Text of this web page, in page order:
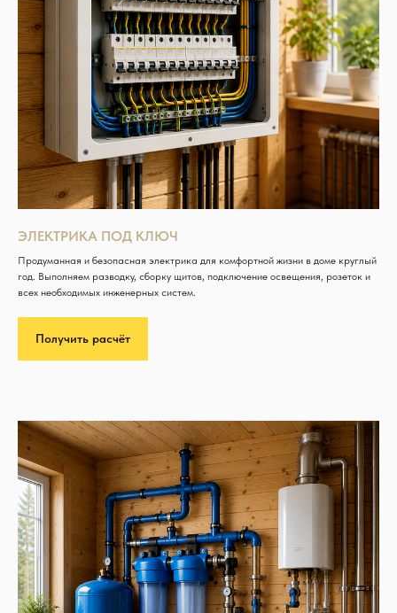
ЭЛЕКТРИКА ПОД КЛЮЧ
Продуманная и безопасная электрика для комфортной жизни в доме круглый
год. Выполняем разводку, сборку щитов, подключение освещения, розеток и
всех необходимых инженерных систем.
Получить расчёт